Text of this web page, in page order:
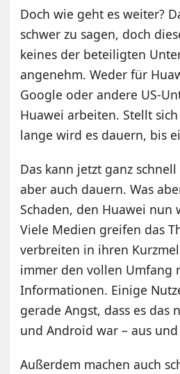
Doch wie geht es weiter?
schwer zu sagen, doch
keines der beteiligten
angenehm. Weder für
Google oder andere US-
Huawei arbeiten. Stellt
lange wird es dauern, bis
Das kann jetzt ganz
aber auch dauern. Was
Schaden, den Huawei nun
Viele Medien greifen das
verbreiten in ihren
immer den vollen Umfang
Informationen. Einige
gerade Angst, dass es das
und Android war – aus
Außerdem machen auch